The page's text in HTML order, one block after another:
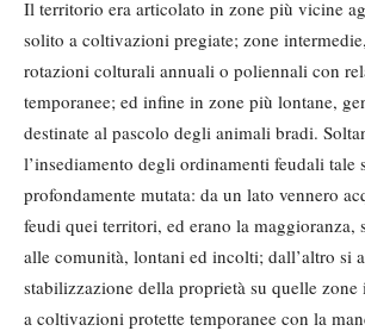
Il territorio era articolato in zone più vicine
solito a coltivazioni pregiate; zone
rotazioni colturali annuali o poliennali con
temporanee; ed infine in zone più lontane,
destinate al pascolo degli animali bradi.
l’insediamento degli ordinamenti feudali tale
profondamente mutata: da un lato vennero
feudi quei territori, ed erano la maggioranza,
alle comunità, lontani ed incolti; dall’altro si
stabilizzazione della proprietà su quelle zone
a coltivazioni protette temporanee con la